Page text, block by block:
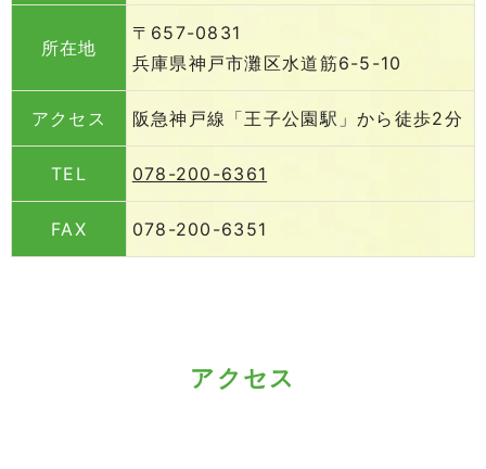
所在地
〒657-0831
兵庫県神戸市灘区水道筋6-5-10
アクセス 阪急神戸線「王子公園駅」から徒歩2分
TEL 078-200-6361
FAX 078-200-6351
アクセス